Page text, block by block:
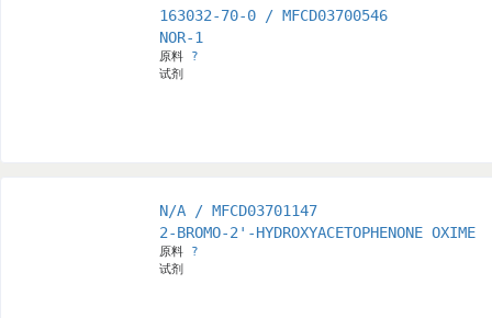
163032-70-0 / MFCD03700546
NOR-1
原料 ?
试剂
N/A / MFCD03701147
2-BROMO-2'-HYDROXYACETOPHENONE OXIME
原料 ?
试剂